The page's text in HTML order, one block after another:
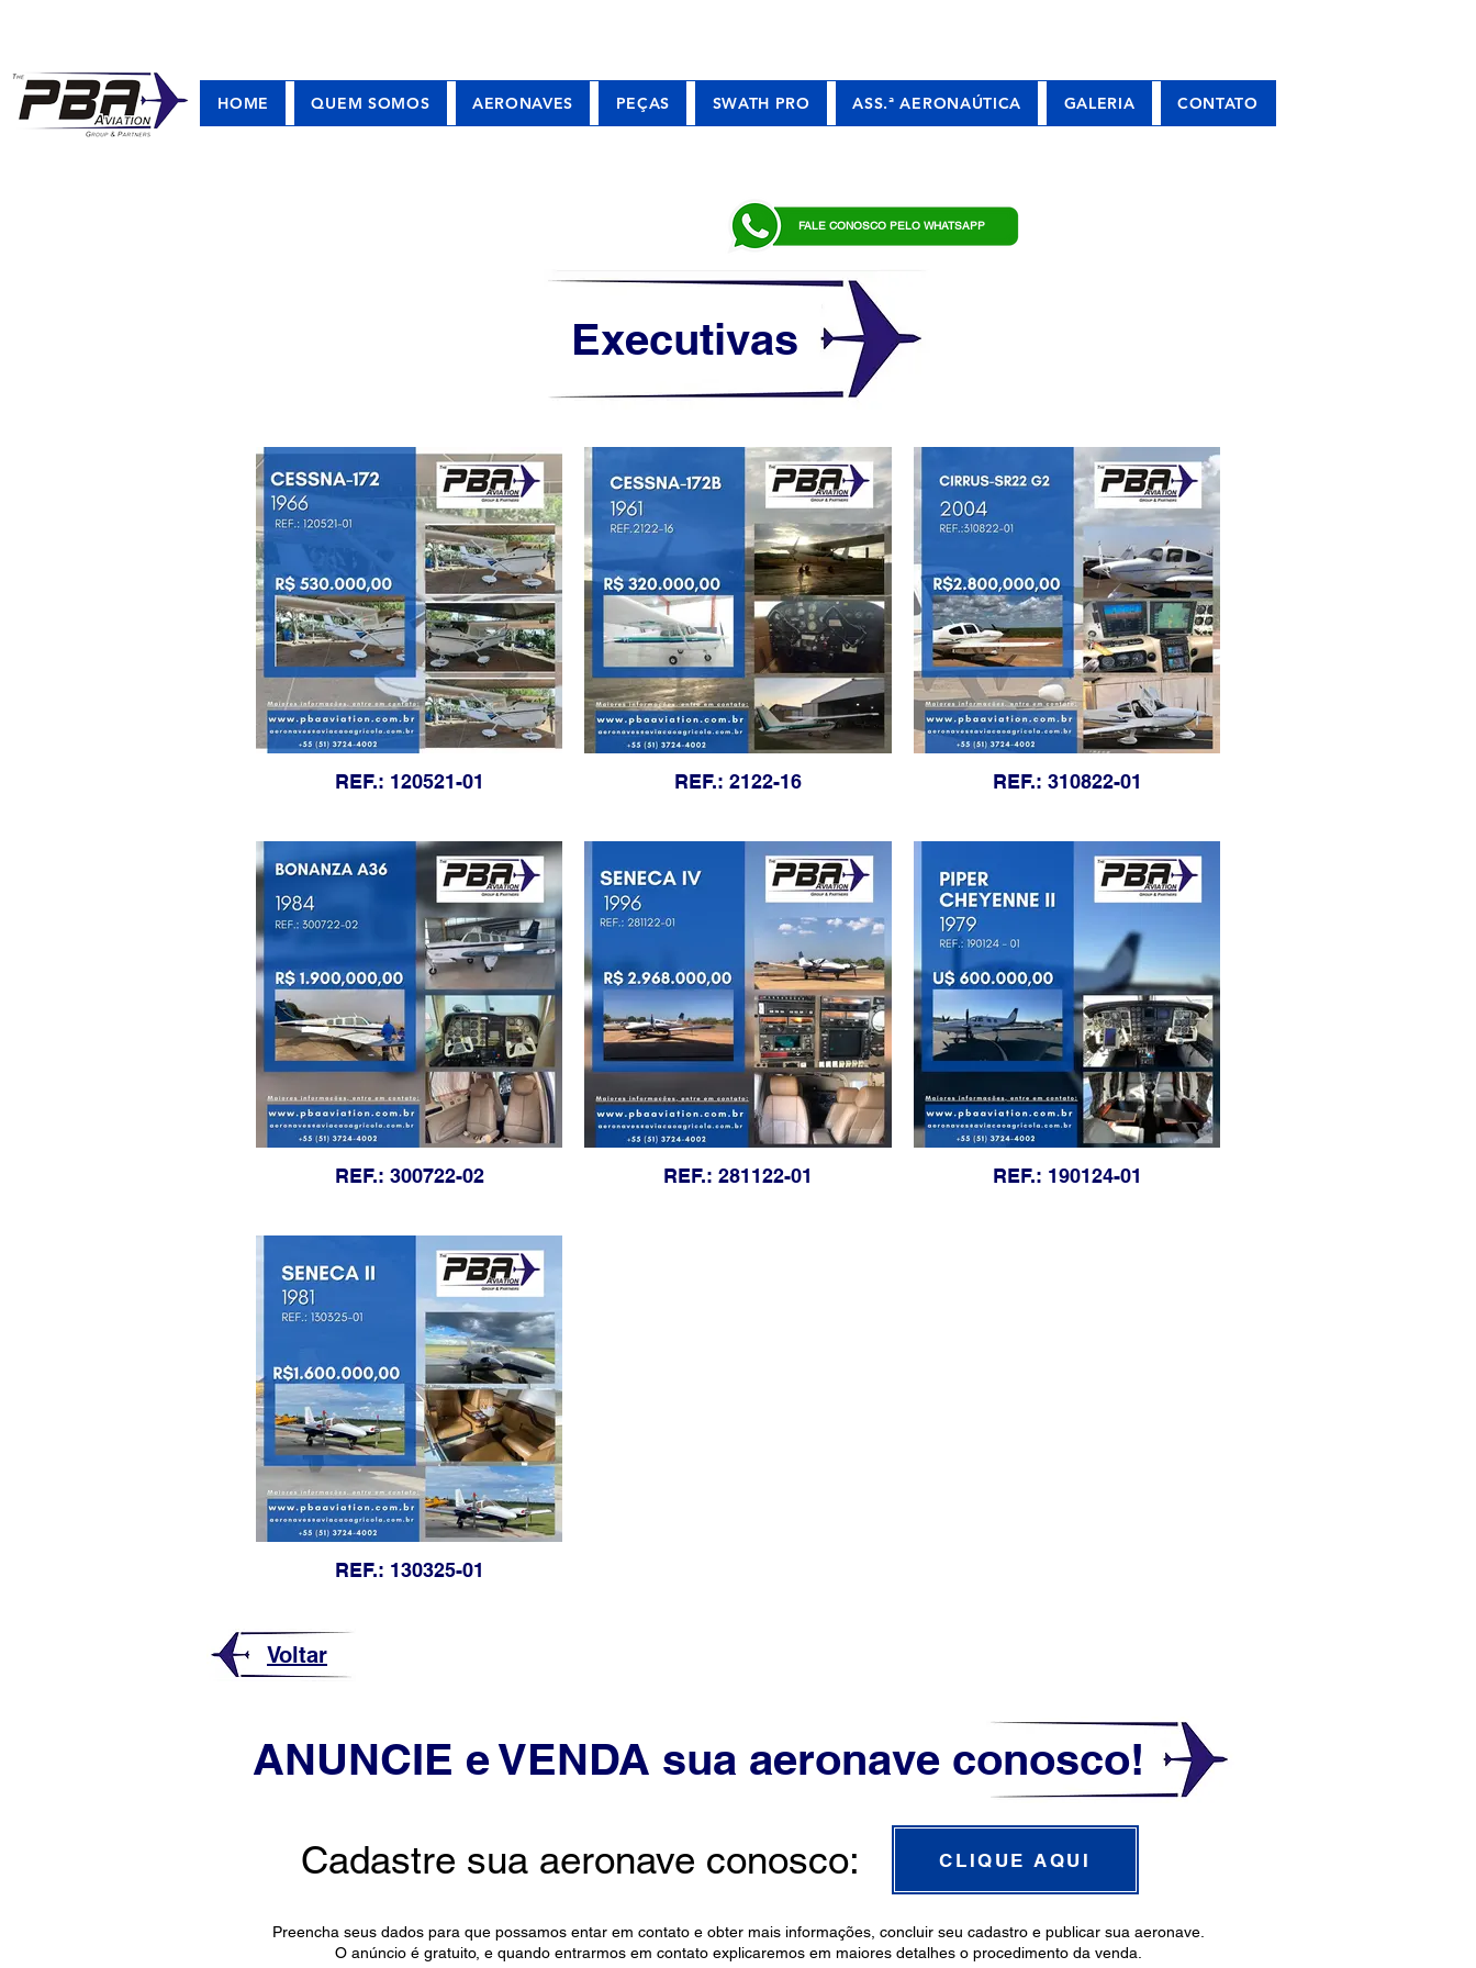
HOME QUEM SOMOS AERONAVES PEÇAS SWATH PRO ASS.ª AERONAÚTICA GALERIA CONTATO
FALE CONOSCO PELO WHATSAPP
Executivas
REF.: 120521-01 REF.: 2122-16 REF.: 310822-01
REF.: 300722-02 REF.: 281122-01 REF.: 190124-01
REF.: 130325-01
Voltar
ANUNCIE e VENDA sua aeronave conosco!
Cadastre sua aeronave conosco: CLIQUE AQUI
Preencha seus dados para que possamos entar em contato e obter mais informações, concluir seu cadastro e publicar sua aeronave.
O anúncio é gratuito, e quando entrarmos em contato explicaremos em maiores detalhes o procedimento da venda.